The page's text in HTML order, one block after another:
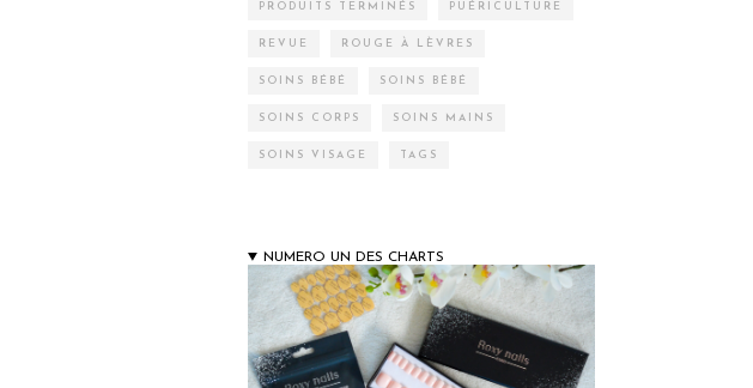
PRODUITS TERMINÉS PUÉRICULTURE
REVUE ROUGE À LÈVRES
SOINS BÉBÉ SOINS BÉBÉ
SOINS CORPS SOINS MAINS
SOINS VISAGE TAGS
NUMERO UN DES CHARTS